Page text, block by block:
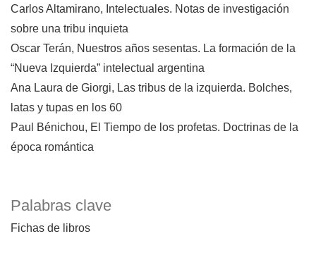
Palabras clave
Fichas de libros
Carlos Altamirano, Intelectuales. Notas de investigación
sobre una tribu inquieta
Oscar Terán, Nuestros años sesentas. La formación de la
“Nueva Izquierda” intelectual argentina
Ana Laura de Giorgi, Las tribus de la izquierda. Bolches,
latas y tupas en los 60
Paul Bénichou, El Tiempo de los profetas. Doctrinas de la
época romántica